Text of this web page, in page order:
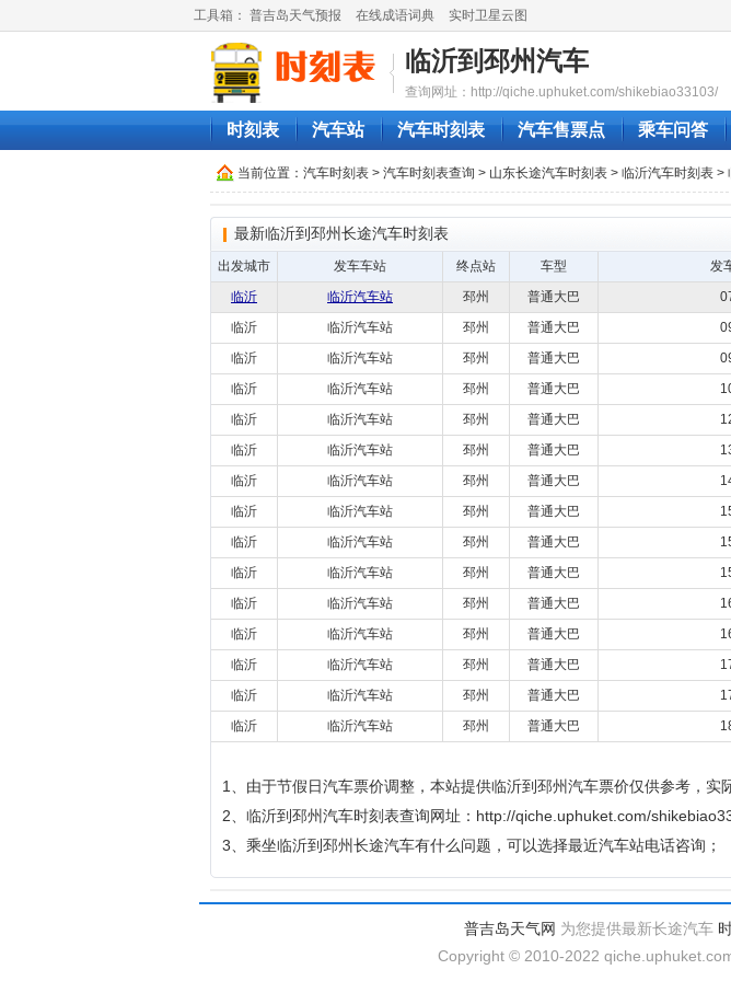
工具箱： 普吉岛天气预报 在线成语词典 实时卫星云图
临沂到邳州汽车
查询网址：http://qiche.uphuket.com/shikebiao33103/
时刻表 汽车站 汽车时刻表 汽车售票点 乘车问答
当前位置： 汽车时刻表 > 汽车时刻表查询 > 山东长途汽车时刻表 > 临沂汽车时刻表 >
最新临沂到邳州长途汽车时刻表
出发城市 发车车站 终点站 车型 发
临沂
临沂汽车站 邳州 普通大巴
临沂
临沂汽车站 邳州 普通大巴
临沂
临沂汽车站 邳州 普通大巴
临沂
临沂汽车站 邳州 普通大巴
临沂
临沂汽车站 邳州 普通大巴
临沂
临沂汽车站 邳州 普通大巴
临沂
临沂汽车站 邳州 普通大巴
临沂
临沂汽车站 邳州 普通大巴
临沂
临沂汽车站 邳州 普通大巴
临沂
临沂汽车站 邳州 普通大巴
临沂
临沂汽车站 邳州 普通大巴
临沂
临沂汽车站 邳州 普通大巴
临沂
临沂汽车站 邳州 普通大巴
临沂
临沂汽车站 邳州 普通大巴
临沂
临沂汽车站 邳州 普通大巴
1、由于节假日汽车票价调整，本站提供临沂到邳州汽车票价仅供参考，实
2、临沂到邳州汽车时刻表查询网址：http://qiche.uphuket.com/
3、乘坐临沂到邳州长途汽车有什么问题，可以选择最近汽车站电话咨询；
普吉岛天气网 为您提供最新长途汽车
Copyright © 2010-2022